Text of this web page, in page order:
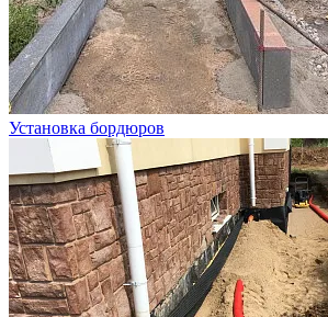
Установка бордюров